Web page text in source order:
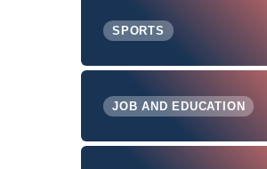
SPORTS
JOB AND EDUCATION